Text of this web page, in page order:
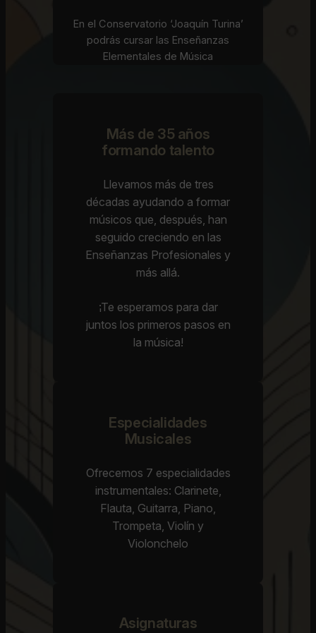
En el Conservatorio ‘Joaquín Turina’
podrás cursar las Enseñanzas
Elementales de Música
Más de 35 años
formando talento
Llevamos más de tres
décadas ayudando a formar
músicos que, después, han
seguido creciendo en las
Enseñanzas Profesionales y
más allá.
¡Te esperamos para dar
juntos los primeros pasos en
la música!
Especialidades
Musicales
Ofrecemos 7 especialidades
instrumentales: Clarinete,
Flauta, Guitarra, Piano,
Trompeta, Violín y
Violonchelo
Asignaturas